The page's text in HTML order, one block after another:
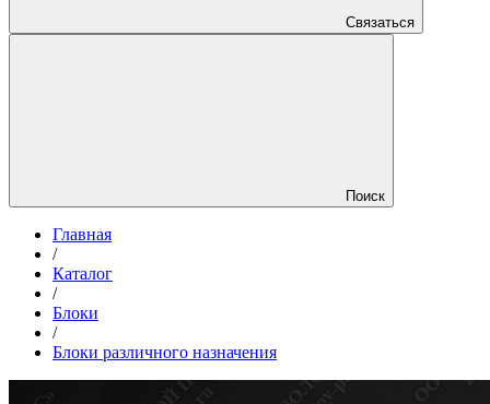
Связаться
Поиск
Главная
/
Каталог
/
Блоки
/
Блоки различного назначения